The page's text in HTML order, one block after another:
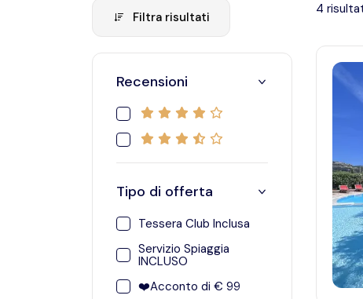
Filtra risultati
Recensioni
4 stelle
3.5 stelle
Tipo di offerta
Tessera Club Inclusa
Tessera Club Inclusa
Servizio Spiaggia INCLUSO
Servizio Spiaggia
INCLUSO
❤️Acconto di € 99
❤️Acconto di € 99
4